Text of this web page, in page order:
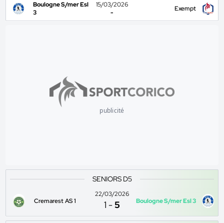
Boulogne S/mer Esl
3
15/03/2026
-
Exempt
publicité
SENIORS D5
Cremarest AS 1
22/03/2026
1 -5 Boulogne S/mer Esl 3